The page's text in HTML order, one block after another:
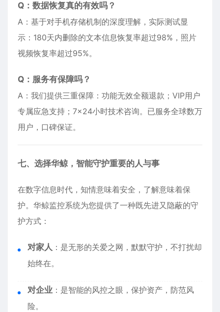
Q：数据恢复真的有效吗？
A：基于对手机存储机制的深度理解，实际测试显
示：180天内删除的文本信息恢复率超过98%，照片
视频恢复率超过95%。
Q：服务有保障吗？
A：我们提供三重保障：功能无效全额退款；VIP用户
专属应急支持；7×24小时技术咨询。已服务全球数万
用户，口碑保证。
七、选择华鲸，智能守护重要的人与事
在数字信息时代，知情意味着安全，了解意味着保
护。华鲸监控系统为您提供了一种既先进又隐蔽的守
护方式：
对家人 ：是无形的关爱之网，默默守护，不打扰却
始终在。
对企业 ：是智能的风控之眼，保护资产，防范风
险。